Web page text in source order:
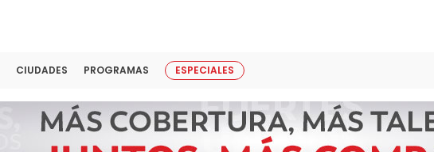
CIUDADES PROGRAMAS ESPECIALES